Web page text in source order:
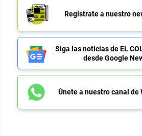
Regístrate a nuestro
Siga las noticias de EL
desde Google
Únete a nuestro canal de